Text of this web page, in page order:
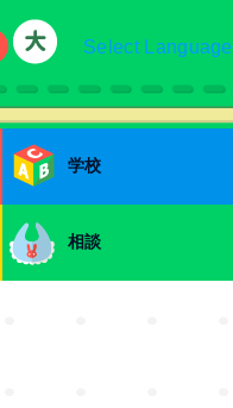
Select Language
学校
相談